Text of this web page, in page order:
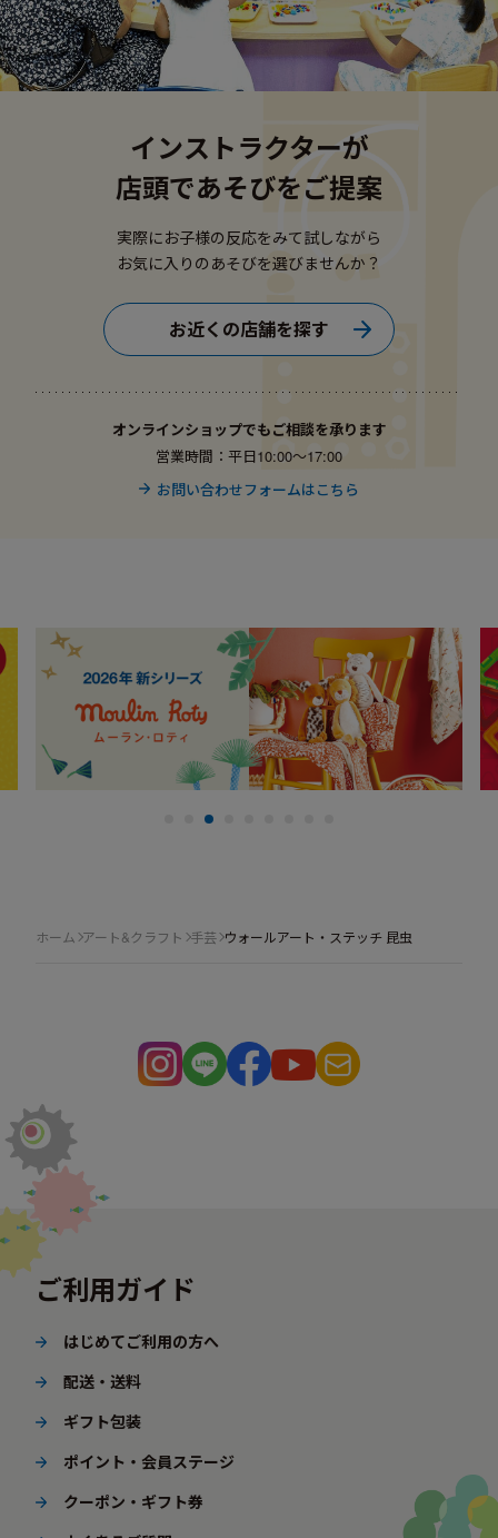
インストラクターが
店頭であそびをご提案
実際にお子様の反応をみて試しながら
お気に入りのあそびを選びませんか？
お近くの店舗を探す
オンラインショップでもご相談を承ります
営業時間：平日10:00〜17:00
お問い合わせフォームはこちら
ホーム アート&クラフト 手芸 ウォールアート・ステッチ 昆虫
ご利用ガイド
はじめてご利用の方へ
配送・送料
ギフト包装
ポイント・会員ステージ
クーポン・ギフト券